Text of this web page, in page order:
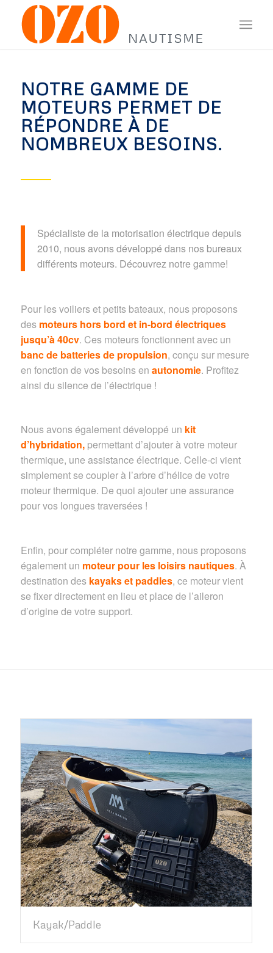
NOTRE GAMME DE
MOTEURS PERMET DE
RÉPONDRE À DE
NOMBREUX BESOINS.
Spécialiste de la motorisation électrique depuis
2010, nous avons développé dans nos bureaux
différents moteurs. Découvrez notre gamme!
Pour les voiliers et petits bateaux, nous proposons
des moteurs hors bord et in-bord électriques
jusqu’à 40cv. Ces moteurs fonctionnent avec un
banc de batteries de propulsion, conçu sur mesure
en fonction de vos besoins en autonomie. Profitez
ainsi du silence de l’électrique !
Nous avons également développé un kit
d’hybridation, permettant d’ajouter à votre moteur
thermique, une assistance électrique. Celle-ci vient
simplement se coupler à l’arbre d’hélice de votre
moteur thermique. De quoi ajouter une assurance
pour vos longues traversées !
Enfin, pour compléter notre gamme, nous proposons
également un moteur pour les loisirs nautiques. À
destination des kayaks et paddles, ce moteur vient
se fixer directement en lieu et place de l’aileron
d’origine de votre support.
Kayak/Paddle